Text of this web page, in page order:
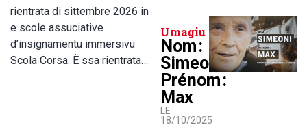
rientrata di sittembre 2026 in
e scole assuciative
d’insignamentu immersivu
Scola Corsa. È ssa rientrata…
Umagiu
Nom :
Simeoni,
Prénom :
Max
LE
18/10/2025